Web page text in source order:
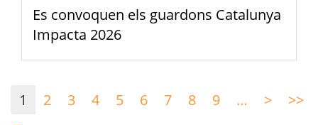
Es convoquen els guardons Catalunya
Impacta 2026
1 2 3 4 5 6 7 8 9 … > Pàgina
>>